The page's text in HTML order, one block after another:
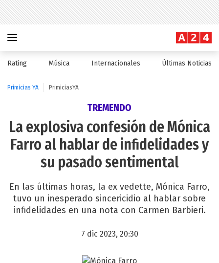
Rating Música Internacionales Últimas Noticias
Primicias YA PrimiciasYA
TREMENDO
La explosiva confesión de Mónica
Farro al hablar de infidelidades y
su pasado sentimental
En las últimas horas, la ex vedette, Mónica Farro,
tuvo un inesperado sincericidio al hablar sobre
infidelidades en una nota con Carmen Barbieri.
7 dic 2023, 20:30